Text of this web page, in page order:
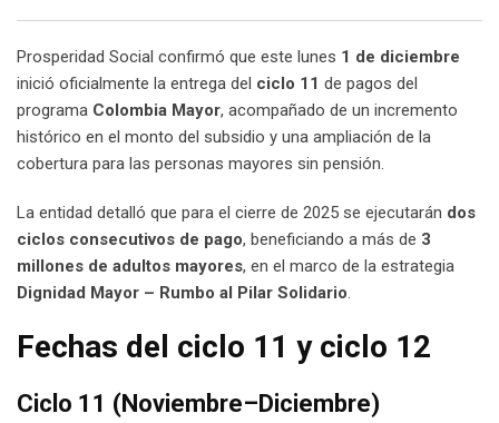
Prosperidad Social confirmó que este lunes 1 de diciembre
inició oficialmente la entrega del ciclo 11 de pagos del
programa Colombia Mayor, acompañado de un incremento
histórico en el monto del subsidio y una ampliación de la
cobertura para las personas mayores sin pensión.
La entidad detalló que para el cierre de 2025 se ejecutarán dos
ciclos consecutivos de pago, beneficiando a más de 3
millones de adultos mayores, en el marco de la estrategia
Dignidad Mayor – Rumbo al Pilar Solidario.
Fechas del ciclo 11 y ciclo 12
Ciclo 11 (Noviembre–Diciembre)